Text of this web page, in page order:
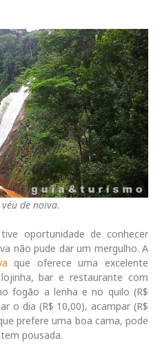
de noiva.
oportunidade de conhecer
não pude dar um mergulho. A
que oferece uma excelente
bar e restaurante com
fogão a lenha e no quilo (R$
o dia (R$ 10,00), acampar (R$
prefere uma boa cama, pode
pousada.